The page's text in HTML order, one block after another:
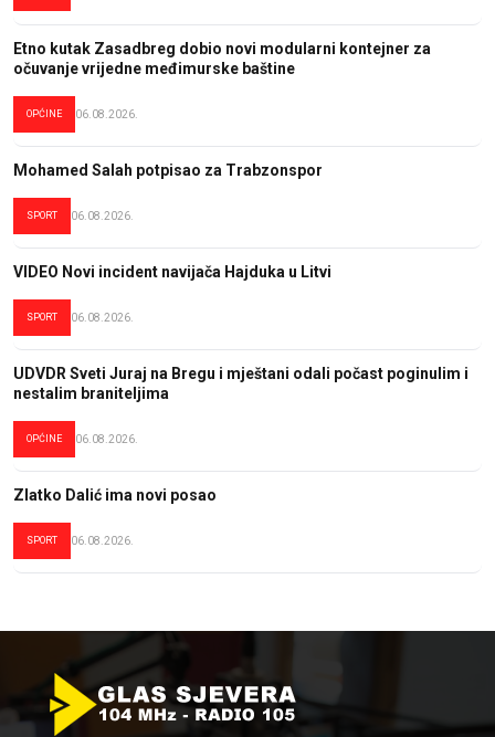
Etno kutak Zasadbreg dobio novi modularni kontejner za
očuvanje vrijedne međimurske baštine
OPĆINE 06.08.2026.
Mohamed Salah potpisao za Trabzonspor
SPORT 06.08.2026.
VIDEO Novi incident navijača Hajduka u Litvi
SPORT 06.08.2026.
UDVDR Sveti Juraj na Bregu i mještani odali počast poginulim i
nestalim braniteljima
OPĆINE 06.08.2026.
Zlatko Dalić ima novi posao
SPORT 06.08.2026.